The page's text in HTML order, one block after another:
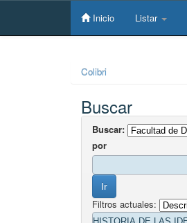
Skip
Inicio Listar
Colibri
Buscar
Buscar:
por
Filtros actuales: